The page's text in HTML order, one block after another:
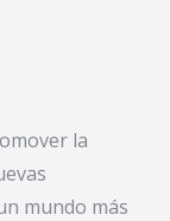
la
mundo más